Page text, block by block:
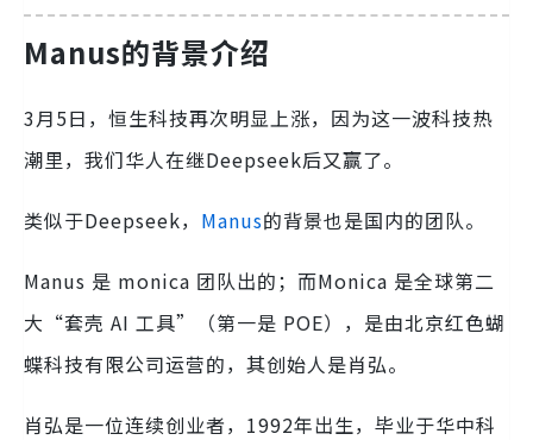
Manus的背景介绍
3月5日，恒生科技再次明显上涨，因为这一波科技热
潮里，我们华人在继Deepseek后又赢了。
类似于Deepseek， Manus的背景也是国内的团队。
Manus 是 monica 团队出的；而Monica 是全球第二
大“套壳 AI 工具”（第一是 POE），是由北京红色蝴
蝶科技有限公司运营的，其创始人是肖弘。
肖弘是一位连续创业者，1992年出生，毕业于华中科